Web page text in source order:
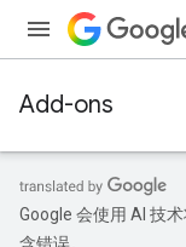
Add-ons
Google 会使用 AI 技